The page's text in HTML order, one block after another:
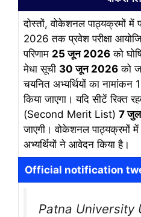
दोस्तों, वोकेशनल पाठ्यक्रमों
2026 तक प्रवेश परीक्षा
परिणाम 25 जून 2026 को
मेधा सूची 30 जून 2026 को
चयनित अभ्यर्थियों का
किया जाएगा। यदि सीटें रिक्त
(Second Merit List) 7
जाएगी। वोकेशनल पाठ्यक्रमों
अभ्यर्थियों ने आवेदन किया है।
Official notification
Patna University